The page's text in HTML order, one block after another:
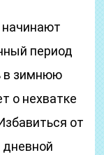
период
в зимнюю
о нехватке
от